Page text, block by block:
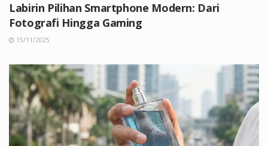
Labirin Pilihan Smartphone Modern: Dari
Fotografi Hingga Gaming
15/11/2025